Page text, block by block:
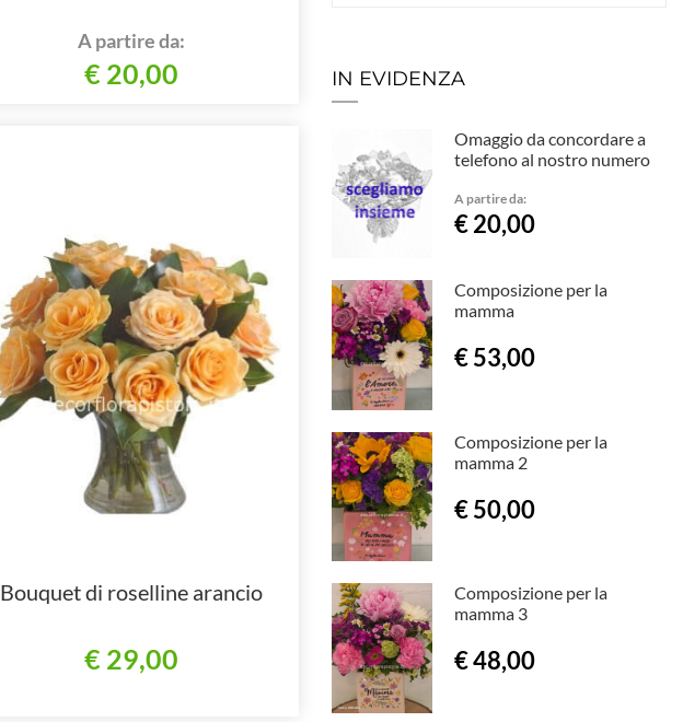
A partire da:
€ 20,00
Bouquet di roselline arancio
€ 29,00
IN EVIDENZA
Omaggio da concordare a
telefono al nostro numero
A partire da:
€ 20,00
Composizione per la
mamma
€ 53,00
Composizione per la
mamma 2
€ 50,00
Composizione per la
mamma 3
€ 48,00